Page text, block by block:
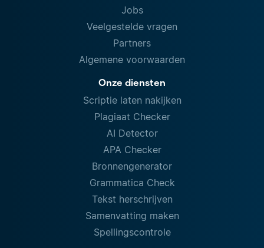
Jobs
Veelgestelde vragen
Partners
Algemene voorwaarden
Onze diensten
Scriptie laten nakijken
Plagiaat Checker
AI Detector
APA Checker
Bronnengenerator
Grammatica Check
Tekst herschrijven
Samenvatting maken
Spellingscontrole